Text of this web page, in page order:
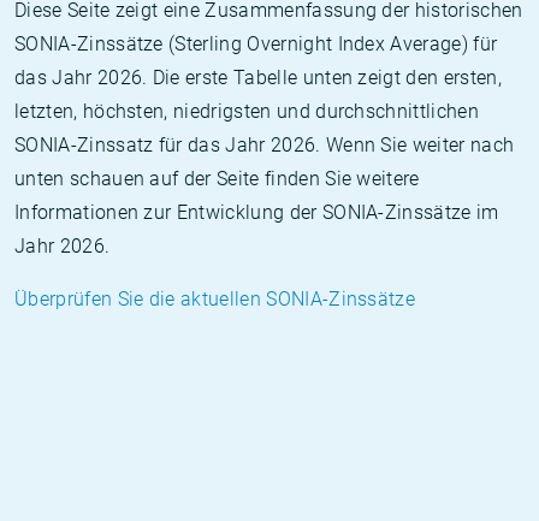
Diese Seite zeigt eine Zusammenfassung der historischen
SONIA-Zinssätze (Sterling Overnight Index Average) für
das Jahr 2026. Die erste Tabelle unten zeigt den ersten,
letzten, höchsten, niedrigsten und durchschnittlichen
SONIA-Zinssatz für das Jahr 2026. Wenn Sie weiter nach
unten schauen auf der Seite finden Sie weitere
Informationen zur Entwicklung der SONIA-Zinssätze im
Jahr 2026.
Überprüfen Sie die aktuellen SONIA-Zinssätze